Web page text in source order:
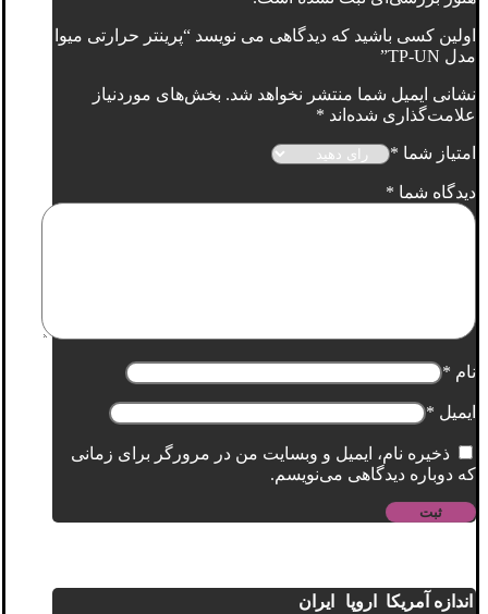
اولین کسی باشید که دیدگاهی می نویسد “پرینتر حرارتی میوا
مدل TP-UN”
نشانی ایمیل شما منتشر نخواهد شد. بخش‌های موردنیاز
علامت‌گذاری شده‌اند *
امتیاز شما *
دیدگاه شما *
نام *
ایمیل *
ذخیره نام، ایمیل و وبسایت من در مرورگر برای زمانی
که دوباره دیدگاهی می‌نویسم.
اندازه آمریکا اروپا
ایران